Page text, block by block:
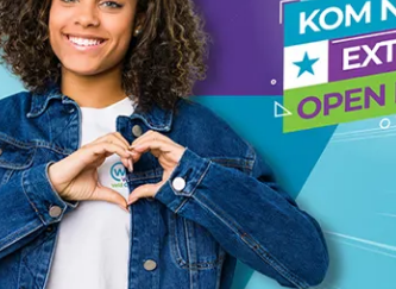
van Panorama Studios